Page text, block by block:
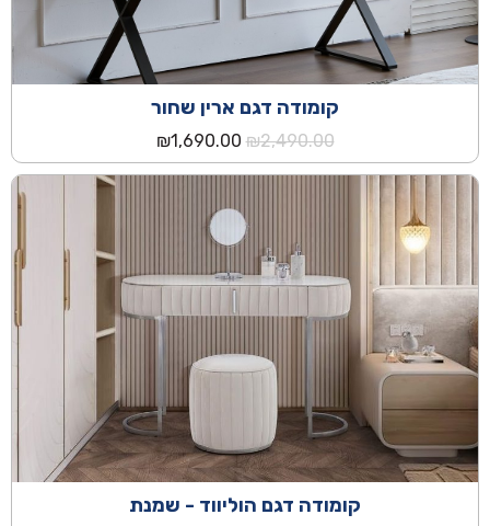
קומודה דגם ארין שחור
₪2,490.00
המחיר
המקורי
היה:
₪1,690.00
הנוכחי
הוא:
קומודה דגם הוליווד - שמנת